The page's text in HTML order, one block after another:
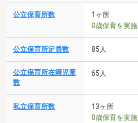
公立保育所数
1ヶ所
0歳保育を実施
公立保育所定員数 85人
公立保育所在籍児童
数
65人
私立保育所数
13ヶ所
0歳保育を実施